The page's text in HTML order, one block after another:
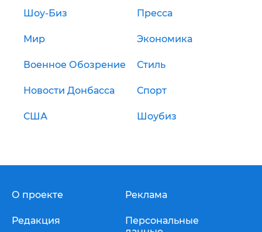
Шоу-Биз Пресса
Мир Экономика
Военное Обозрение Стиль
Новости Донбасса Спорт
США Шоубиз
О проекте
Редакция
Реклама
Персональные